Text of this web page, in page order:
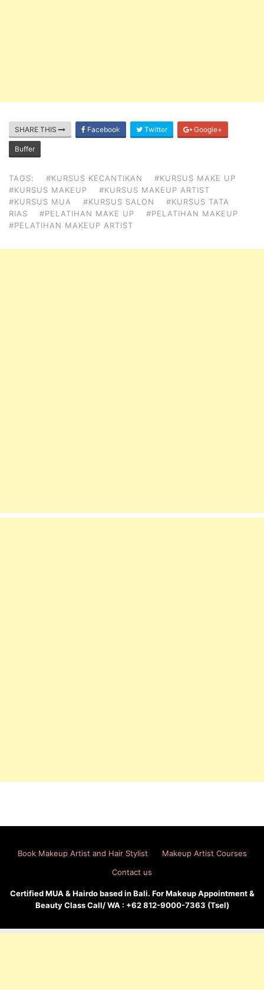
SHARE THIS Facebook Twitter Google+
Buffer
TAGS: #KURSUS KECANTIKAN
#KURSUS MAKE UP
#KURSUS MAKEUP
#KURSUS MAKEUP ARTIST
#KURSUS MUA
#KURSUS SALON
#KURSUS TATA
RIAS
#PELATIHAN MAKE UP
#PELATIHAN MAKEUP
#PELATIHAN MAKEUP ARTIST
Book Makeup Artist and Hair Stylist
Makeup Artist Courses
Contact us
Certified MUA & Hairdo based in Bali. For Makeup Appointment &
Beauty Class Call/ WA : +62 812-9000-7363 (Tsel)